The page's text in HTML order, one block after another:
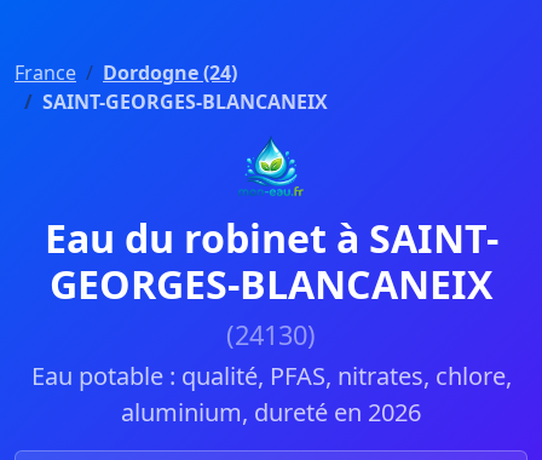
France
Dordogne (24)
SAINT-GEORGES-BLANCANEIX
Eau du robinet à SAINT-
GEORGES-BLANCANEIX
(24130)
Eau potable : qualité, PFAS, nitrates, chlore,
aluminium, dureté en 2026